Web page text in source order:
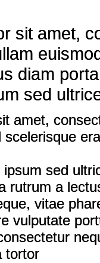
sit amet,
diam
sed
amet,
sed
rutrum a
vitae
vulputate
tortor